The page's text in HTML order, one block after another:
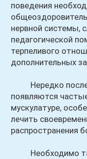
поведения
нервной системы,
педагогической
терпеливого
дополнительных
Нередко после
появляются
мускулатуре,
лечить
распространения
Необходимо